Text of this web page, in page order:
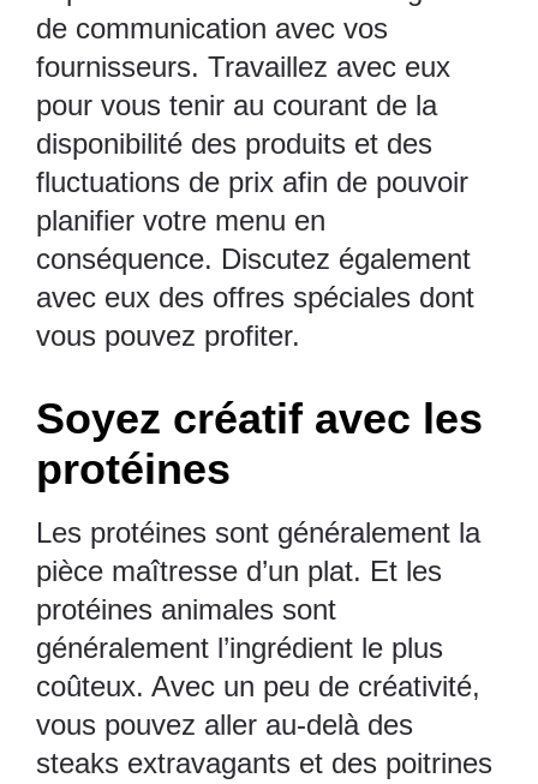
de communication avec vos
fournisseurs. Travaillez avec eux
pour vous tenir au courant de la
disponibilité des produits et des
fluctuations de prix afin de pouvoir
planifier votre menu en
conséquence. Discutez également
avec eux des offres spéciales dont
vous pouvez profiter.
Soyez créatif avec les
protéines
Les protéines sont généralement la
pièce maîtresse d’un plat. Et les
protéines animales sont
généralement l’ingrédient le plus
coûteux. Avec un peu de créativité,
vous pouvez aller au-delà des
steaks extravagants et des poitrines